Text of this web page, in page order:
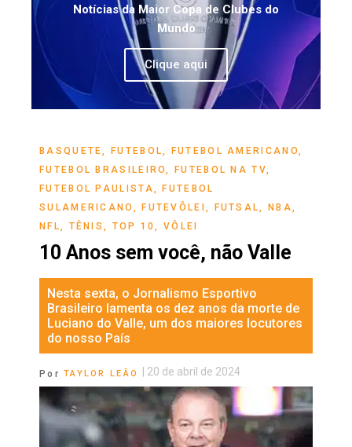
Notícias da Maior Copa de Clubes do
Mundo
Clique aqui
BASQUETE ,FUTEBOL FUTEBOL AMERICANO
FUTEBOL BRASILEIRO
,FUTEBOL NA TV
FUTEBOL PAULISTA
,FUTEBOL
SULAMERICANO
,FUTEVÔLEI FUTSAL NBA
NFL
TÊNIS TOP 10 ,VÔLEI
10 Anos sem você, não Valle
Nesta sexta, o Jornalismo Esportivo
Brasileiro lamenta os dez anos da morte de
Luciano do Valle, um dos maiores locutores
do nosso País
Por TAYLOR LEÃO 20 de abril de 2024